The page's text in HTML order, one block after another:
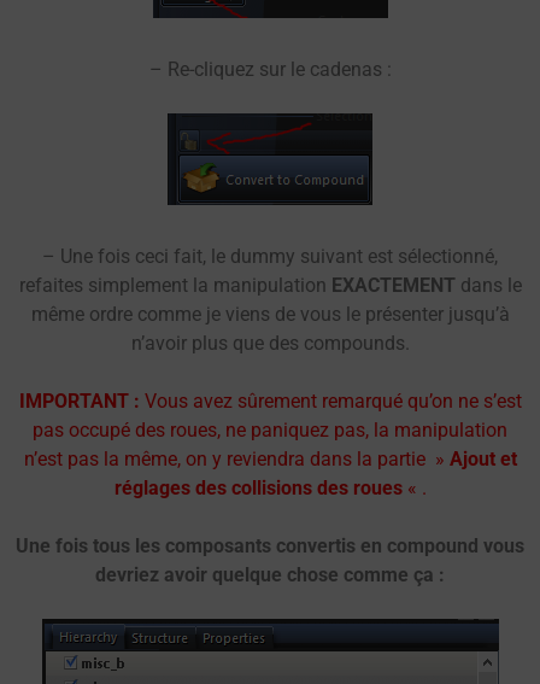
– Re-cliquez sur le cadenas :
– Une fois ceci fait, le dummy suivant est sélectionné,
refaites simplement la manipulation EXACTEMENT dans le
même ordre comme je viens de vous le présenter jusqu’à
n’avoir plus que des compounds.
IMPORTANT : Vous avez sûrement remarqué qu’on ne s’est
pas occupé des roues, ne paniquez pas, la manipulation
n’est pas la même, on y reviendra dans la partie » Ajout et
réglages des collisions des roues « .
Une fois tous les composants convertis en compound vous
devriez avoir quelque chose comme ça :